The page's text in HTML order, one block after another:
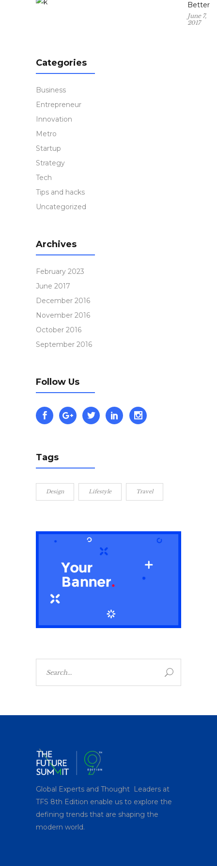
Better
June 7,
2017
Categories
Business
Entrepreneur
Innovation
Metro
Startup
Strategy
Tech
Tips and hacks
Uncategorized
Archives
February 2023
June 2017
December 2016
November 2016
October 2016
September 2016
Follow Us
Tags
Design Lifestyle Travel
Global Experts and Thought Leaders at
TFS 8th Edition enable us to explore the
defining trends that are shaping the
modern world.